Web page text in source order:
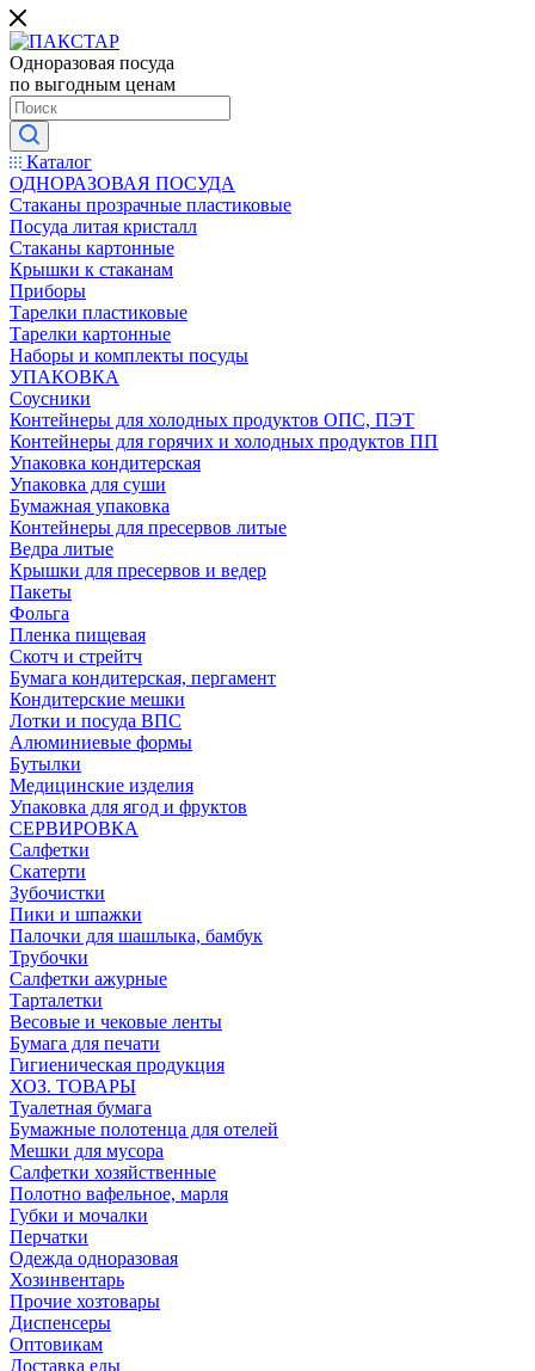
Одноразовая посуда
по выгодным ценам
Каталог
ОДНОРАЗОВАЯ ПОСУДА
Стаканы прозрачные пластиковые
Посуда литая кристалл
Стаканы картонные
Крышки к стаканам
Приборы
Тарелки пластиковые
Тарелки картонные
Наборы и комплекты посуды
УПАКОВКА
Соусники
Контейнеры для холодных продуктов ОПС, ПЭТ
Контейнеры для горячих и холодных продуктов ПП
Упаковка кондитерская
Упаковка для суши
Бумажная упаковка
Контейнеры для пресервов литые
Ведра литые
Крышки для пресервов и ведер
Пакеты
Фольга
Пленка пищевая
Скотч и стрейтч
Бумага кондитерская, пергамент
Кондитерские мешки
Лотки и посуда ВПС
Алюминиевые формы
Бутылки
Медицинские изделия
Упаковка для ягод и фруктов
СЕРВИРОВКА
Салфетки
Скатерти
Зубочистки
Пики и шпажки
Палочки для шашлыка, бамбук
Трубочки
Салфетки ажурные
Тарталетки
Весовые и чековые ленты
Бумага для печати
Гигиеническая продукция
ХОЗ. ТОВАРЫ
Туалетная бумага
Бумажные полотенца для отелей
Мешки для мусора
Салфетки хозяйственные
Полотно вафельное, марля
Губки и мочалки
Перчатки
Одежда одноразовая
Хозинвентарь
Прочие хозтовары
Диспенсеры
Оптовикам
Доставка еды